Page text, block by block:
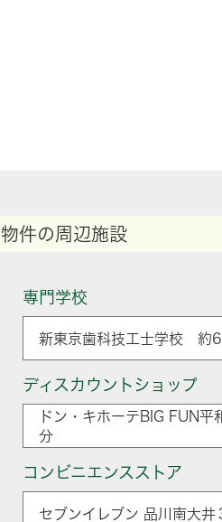
物件の周辺施設
専門学校
新東京歯科技工士学校 約
ディスカウントショップ
ドン・キホーテBIG FUN
分
コンビニエンスストア
セブンイレブン 品川南大